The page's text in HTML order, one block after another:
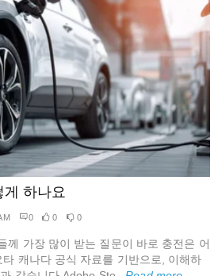
게 하나요
0 0 0
께 가장 많이 받는 질문이 바로 충전은 어
캐나다 공식 자료를 기반으로, 이해하